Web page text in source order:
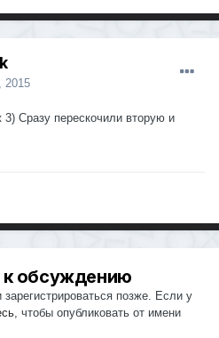
2015
Сразу перескочили вторую и
к обсуждению
позже. Если у
, чтобы опубликовать от имени